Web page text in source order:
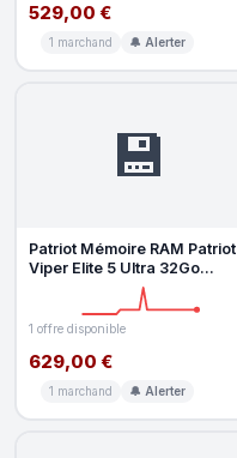
529,00 €
1 marchand 🔔 Alerter
💾
Patriot Mémoire RAM Patriot
Viper Elite 5 Ultra 32Go
2x16Go DDR5 6000MHz
1 offre disponible
629,00 €
1 marchand 🔔 Alerter